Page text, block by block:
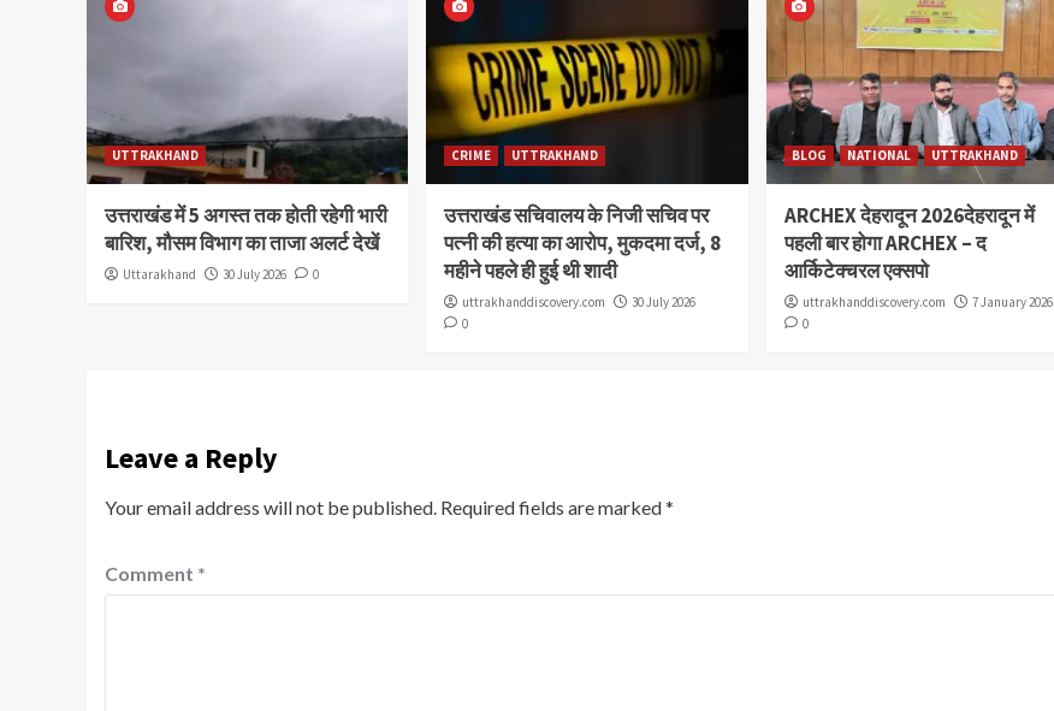
UTTRAKHAND
उत्तराखंड में 5 अगस्त तक होती रहेगी भारी
बारिश, मौसम विभाग का ताजा अलर्ट देखें
Uttarakhand 30 July 2026 0
CRIME UTTRAKHAND
उत्तराखंड सचिवालय के निजी सचिव पर
पत्नी की हत्या का आरोप, मुकदमा दर्ज, 8
महीने पहले ही हुई थी शादी
uttrakhanddiscovery.com
30 July 2026
0
BLOG NATIONAL UTTRAKHAND
ARCHEX देहरादून 2026देहरादून में
पहली बार होगा ARCHEX – द
आर्किटेक्चरल एक्सपो
uttrakhanddiscovery.com
7 January 2026
0
Leave a Reply
Your email address will not be published. Required fields are marked*
Comment *